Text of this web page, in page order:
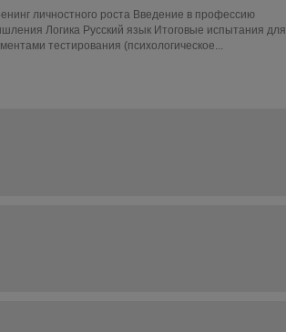
личностного роста Введение в профессию
Логика Русский язык Итоговые испытания для
тестирования (психологическое...